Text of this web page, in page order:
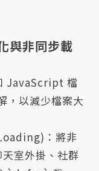
與非同步載
JavaScript 檔
，以減少檔案大
：將非
室外掛、社群